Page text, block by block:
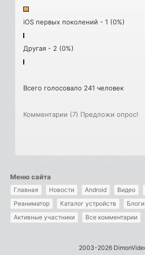
iOS первых поколений - 1 (0%)
Другая - 2 (0%)
Всего голосовало 241 человек
Комментарии (7) Предложи опрос!
Меню сайта
Главная Новости Android Видео
Реаниматор
Каталог устройств Блоги
Активные участники
Все комментарии
2003-2026